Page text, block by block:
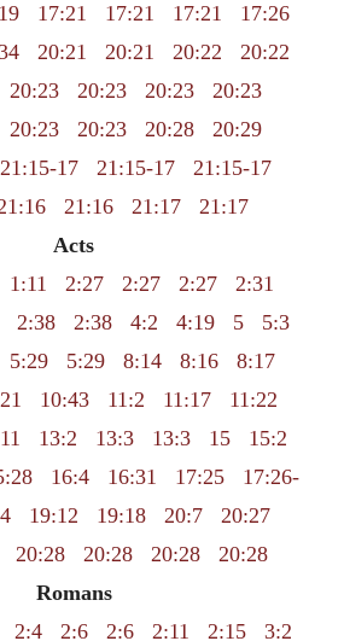
17:21 17:21 17:21
17:26
20:21 20:21 20:22
20:22
20:23 20:23 20:23
20:23
20:23 20:23 20:28
20:29
21:15-17 21:15-17
21:15-17
21:16 21:17
21:17
Acts
1:11 2:27 2:27 2:27
2:31
2:38 2:38 4:2 4:19 5
5:3
5:29 5:29 8:14 8:16
8:17
10:43 11:2 11:17
11:22
13:2 13:3 13:3 15
15:2
16:4 16:31 17:25
17:26-
19:12 19:18 20:7
20:27
20:28 20:28 20:28
20:28
Romans
2:4 2:6 2:6 2:11 2:15
3:2